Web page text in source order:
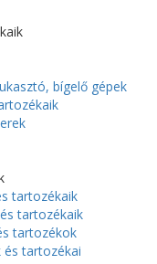
bígelő gépek
tartozékaik
tartozékaik
tartozékok
és tartozékai